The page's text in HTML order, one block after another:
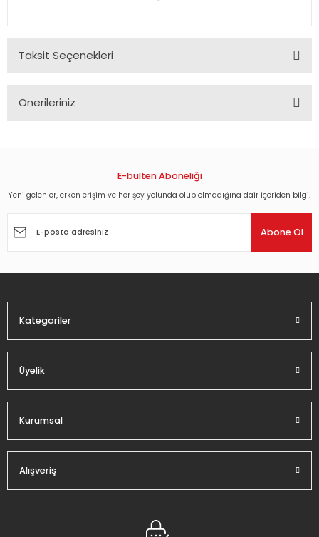
Taksit Seçenekleri
Önerileriniz
Görüş ve önerileriniz için teşekkür ederiz.
Ürün açıklamasında eksik bilgiler bulunuyor.
E-bülten Aboneliği
Yeni gelenler, erken erişim ve her şey yolunda olup olmadığına dair içeriden bilgi.
Abone Ol
Kategoriler
Üyelik
Kurumsal
Alışveriş